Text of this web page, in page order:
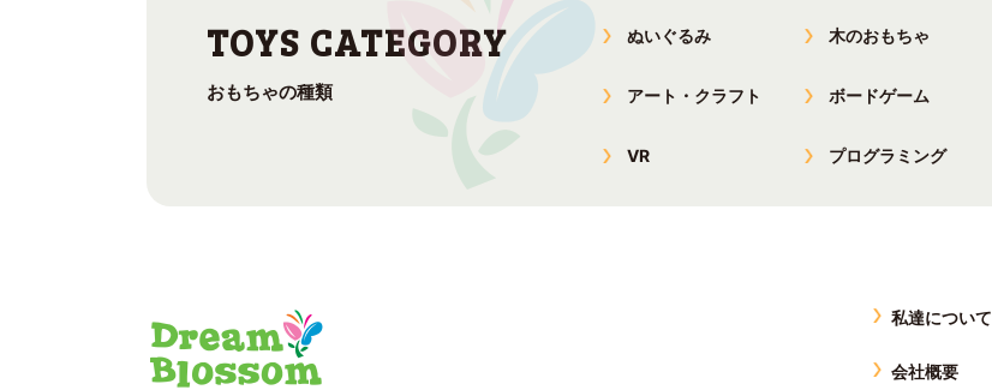
おもちゃの種類
ぬいぐるみ 木のおもちゃ
アート・クラフト ボードゲーム
VR プログラミング
私達について
会社概要